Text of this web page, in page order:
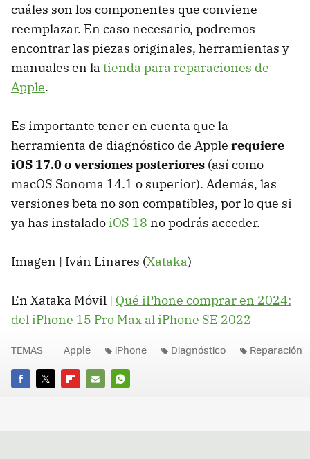
cuáles son los componentes que conviene
reemplazar. En caso necesario, podremos
encontrar las piezas originales, herramientas y
manuales en la tienda para reparaciones de
Apple.
Es importante tener en cuenta que la
herramienta de diagnóstico de Apple requiere
iOS 17.0 o versiones posteriores (así como
macOS Sonoma 14.1 o superior). Además, las
versiones beta no son compatibles, por lo que si
ya has instalado iOS 18 no podrás acceder.
Imagen | Iván Linares (Xataka)
En Xataka Móvil | Qué iPhone comprar en 2024:
del iPhone 15 Pro Max al iPhone SE 2022
FACEBOOK
TWITTERFLIPBOARD
E-
WHATSAPP
TEMAS Apple iPhone Diagnóstico Reparación